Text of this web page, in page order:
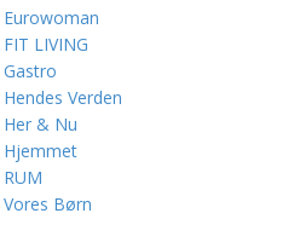
Eurowoman
FIT LIVING
Gastro
Hendes Verden
Her & Nu
Hjemmet
RUM
Vores Børn